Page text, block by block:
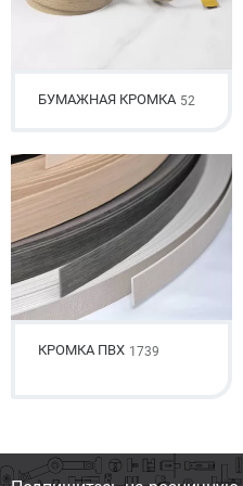
БУМАЖНАЯ КРОМКА 52
КРОМКА ПВХ 1739